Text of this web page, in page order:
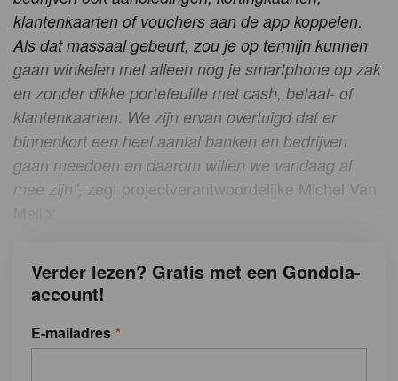
klantenkaarten of vouchers aan de app koppelen.
Als dat massaal gebeurt, zou je op termijn kunnen
gaan winkelen met alleen nog je smartphone op zak
en zonder dikke portefeuille met cash, betaal- of
klantenkaarten. We zijn ervan overtuigd dat er
binnenkort een heel aantal banken en bedrijven
gaan meedoen en daarom willen we vandaag al
mee zijn”, zegt projectverantwoordelijke Michel Van
Verder lezen? Gratis met een Gondola-
account!
E-mailadres